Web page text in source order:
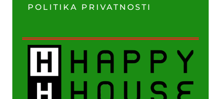
POLITIKA PRIVATNOSTI